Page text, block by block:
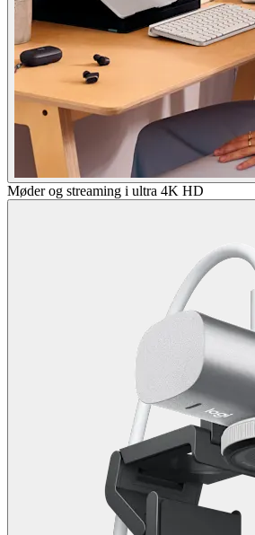
Møder og streaming i ultra 4K HD